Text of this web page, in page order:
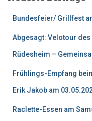
Bundesfeier/ Grillfest
Abgesagt: Velotour
Rüdesheim –
Frühlings-Empfang
Erik Jakob am
Raclette-Essen am